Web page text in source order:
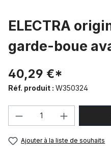
ELECTRA
garde-boue
40,29 €*
Réf. produit : W350324
Quantité de
Ajouter à la liste de souhaits